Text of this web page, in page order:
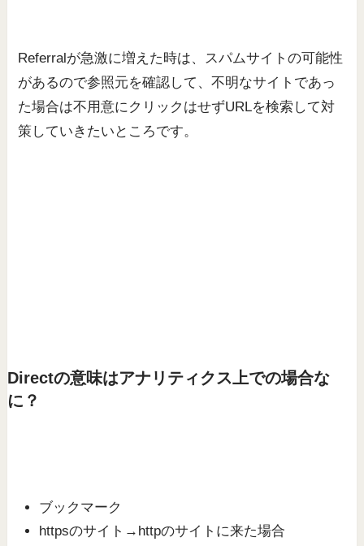
Referralが急激に増えた時は、スパムサイトの可能性
があるので参照元を確認して、不明なサイトであっ
た場合は不用意にクリックはせずURLを検索して対
策していきたいところです。
Directの意味はアナリティクス上での場合な
に？
ブックマーク
httpsのサイト→httpのサイトに来た場合